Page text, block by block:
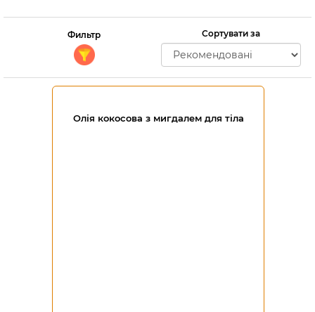
Фильтр Сортувати за
Олія кокосова з мигдалем для тіла